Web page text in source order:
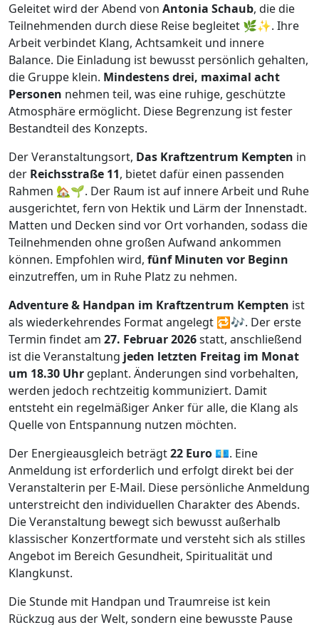
Geleitet wird der Abend von Antonia Schaub, die die
Teilnehmenden durch diese Reise begleitet 🌿✨. Ihre
Arbeit verbindet Klang, Achtsamkeit und innere
Balance. Die Einladung ist bewusst persönlich gehalten,
die Gruppe klein. Mindestens drei, maximal acht
Personen nehmen teil, was eine ruhige, geschützte
Atmosphäre ermöglicht. Diese Begrenzung ist fester
Bestandteil des Konzepts.
Der Veranstaltungsort, Das Kraftzentrum Kempten in
der Reichsstraße 11, bietet dafür einen passenden
Rahmen 🏡🌱. Der Raum ist auf innere Arbeit und Ruhe
ausgerichtet, fern von Hektik und Lärm der Innenstadt.
Matten und Decken sind vor Ort vorhanden, sodass die
Teilnehmenden ohne großen Aufwand ankommen
können. Empfohlen wird, fünf Minuten vor Beginn
einzutreffen, um in Ruhe Platz zu nehmen.
Adventure & Handpan im Kraftzentrum Kempten ist
als wiederkehrendes Format angelegt 🔁🎶. Der erste
Termin findet am 27. Februar 2026statt, anschließend
ist die Veranstaltung jeden letzten Freitag im Monat
um 18.30 Uhr geplant. Änderungen sind vorbehalten,
werden jedoch rechtzeitig kommuniziert. Damit
entsteht ein regelmäßiger Anker für alle, die Klang als
Quelle von Entspannung nutzen möchten.
Der Energieausgleich beträgt22 Euro 💶. Eine
Anmeldung ist erforderlich und erfolgt direkt bei der
Veranstalterin per E-Mail. Diese persönliche Anmeldung
unterstreicht den individuellen Charakter des Abends.
Die Veranstaltung bewegt sich bewusst außerhalb
klassischer Konzertformate und versteht sich als stilles
Angebot im Bereich Gesundheit, Spiritualität und
Klangkunst.
Die Stunde mit Handpan und Traumreise ist kein
Rückzug aus der Welt, sondern eine bewusste Pause